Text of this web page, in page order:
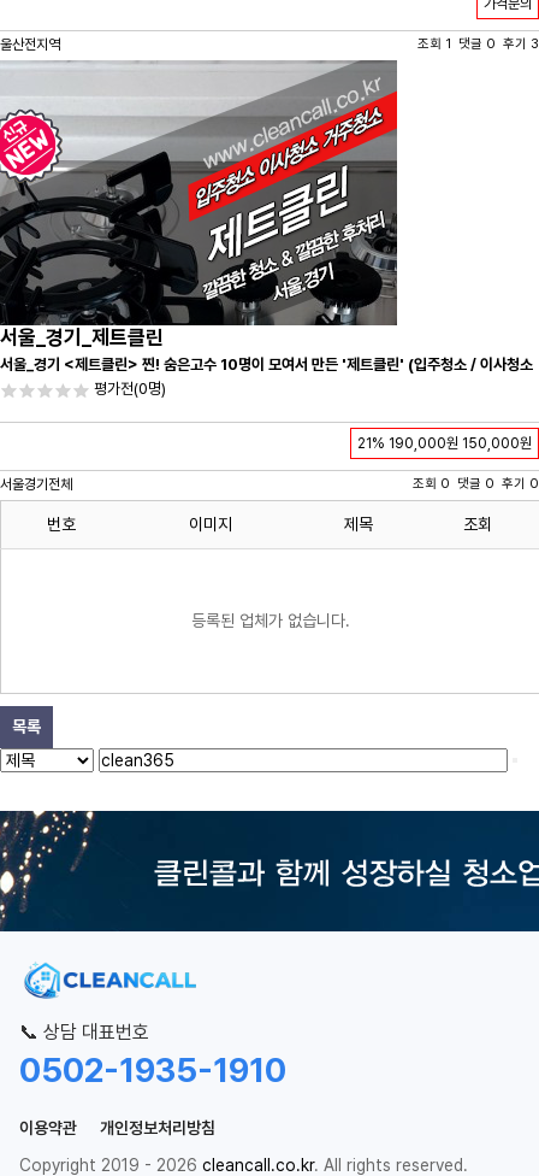
가격문의
울산전지역 조회 1 댓글 0 후기 3
서울_경기_제트클린
서울_경기 <제트클린> 찐! 숨은고수 10명이 모여서 만든 '제트클린' (입주청소 / 이사청소
/ 줄눈시공) 항상 꼼꼼하게 친절하게 응대하겠습니다^-^
평가전(0명)
21% 190,000원 150,000원
서울경기전체 조회 0 댓글 0 후기 0
번호 이미지 제목 조회
등록된 업체가 없습니다.
목록
📞 상담 대표번호
0502-1935-1910
이용약관
개인정보처리방침
Copyright 2019 - 2026 cleancall.co.kr. All rights reserved.